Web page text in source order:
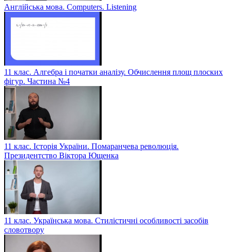
Англійська мова. Computers. Listening
11 клас. Алгебра і початки аналізу. Обчислення площ плоских
фігур. Частина №4
11 клас. Історія України. Помаранчева революція.
Президентство Віктора Ющенка
11 клас. Українська мова. Стилістичні особливості засобів
словотвору